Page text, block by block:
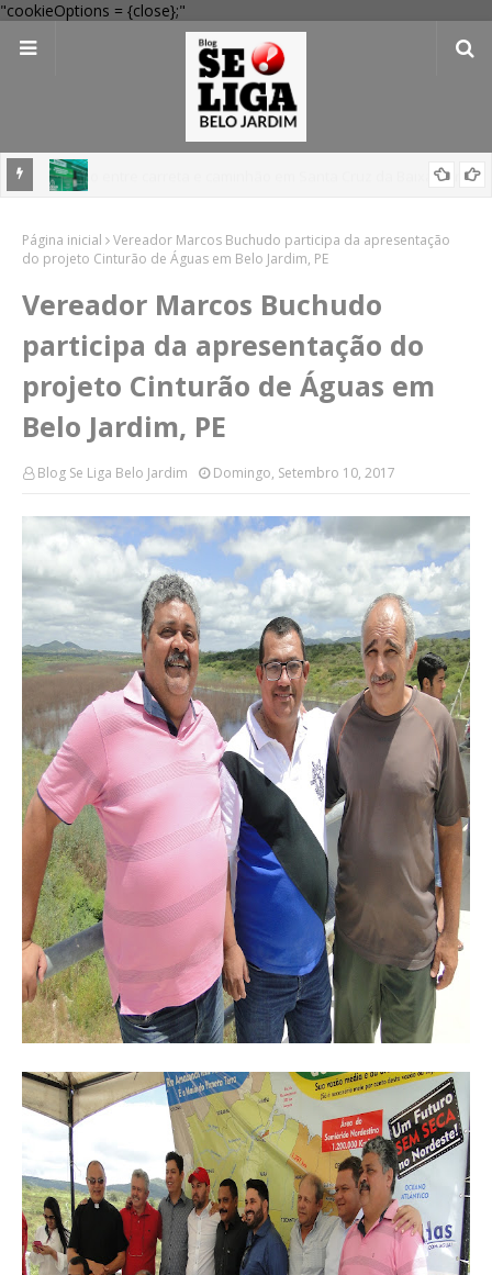
"cookieOptions = {close};"
compras
Página inicial
Vereador Marcos Buchudo participa da apresentação
do projeto Cinturão de Águas em Belo Jardim, PE
Vereador Marcos Buchudo
participa da apresentação do
projeto Cinturão de Águas em
Belo Jardim, PE
Blog Se Liga Belo Jardim Domingo, Setembro 10, 2017